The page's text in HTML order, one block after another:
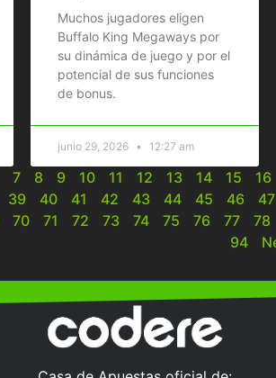
Muchos jugadores eligen
Buffalo King Megaways por
su dinámica de juego y por el
potencial de sus funciones
de bonus.
junio 29, 2026 12:27 am
7 8 9 10 11 12 13 14 15 16
39 40 41 42 43 44 45 46 47
70 71 72 73 74 75 76 77 78
94